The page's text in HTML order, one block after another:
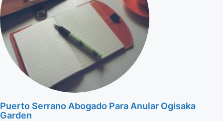
Puerto Serrano Abogado Para Anular Ogisaka
Garden